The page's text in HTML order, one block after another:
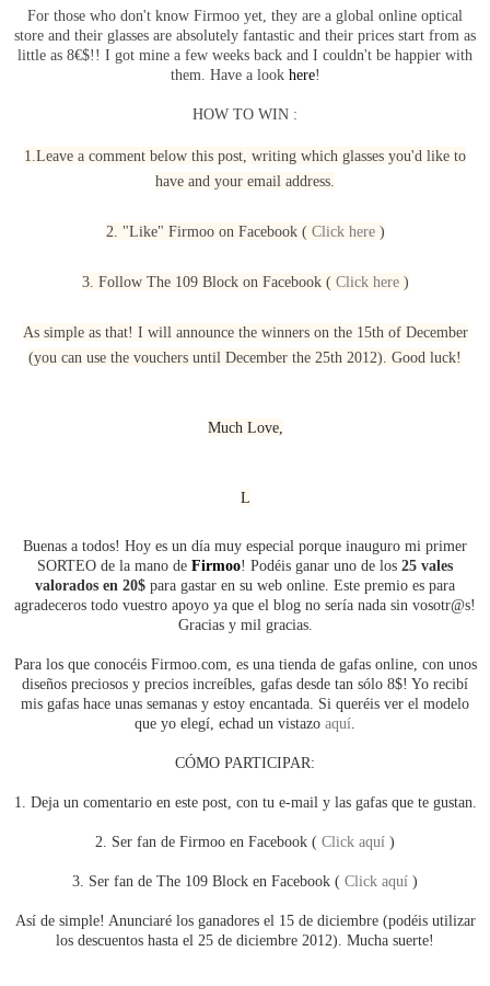
For those who don't know Firmoo yet, they are a global online optical
store and their glasses are absolutely fantastic and their prices start from as
little as 8€$!! I got mine a few weeks back and I couldn't be happier with
them. Have a look here!
HOW TO WIN :
1.Leave a comment below this post, writing which glasses you'd like to
have and your email address.
2. "Like" Firmoo on Facebook ( Click here )
3. Follow The 109 Block on Facebook ( Click here)
As simple as that! I will announce the winners on the 15th of December
(you can use the vouchers until December the 25th 2012). Good luck!
Much Love,
L
Buenas a todos! Hoy es un día muy especial porque inauguro mi primer
SORTEO de la mano de Firmoo! Podéis ganar uno de los 25 vales
valorados en 20$ para gastar en su web online. Este premio es para
agradeceros todo vuestro apoyo ya que el blog no sería nada sin vosotr@s!
Gracias y mil gracias.
Para los que conocéis Firmoo.com, es una tienda de gafas online, con unos
diseños preciosos y precios increíbles, gafas desde tan sólo 8$! Yo recibí
mis gafas hace unas semanas y estoy encantada. Si queréis ver el modelo
que yo elegí, echad un vistazo aquí
CÓMO PARTICIPAR:
1. Deja un comentario en este post, con tu e-mail y las gafas que te gustan.
2. Ser fan de Firmoo en Facebook ( Click aquí )
3. Ser fan de The 109 Block en Facebook ( Click aquí )
Así de simple! Anunciaré los ganadores el 15 de diciembre (podéis utilizar
los descuentos hasta el 25 de diciembre 2012). Mucha suerte!